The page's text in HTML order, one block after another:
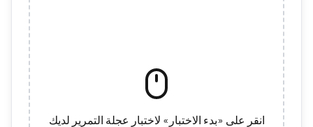
انقر على «بدء الاختبار» لاختبار عجلة التمرير لديك